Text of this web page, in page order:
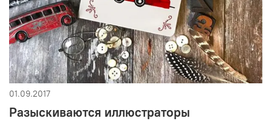
01.09.2017
Разыскиваются иллюстраторы